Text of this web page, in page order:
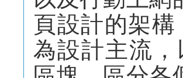
頁設計的架
為設計主流，